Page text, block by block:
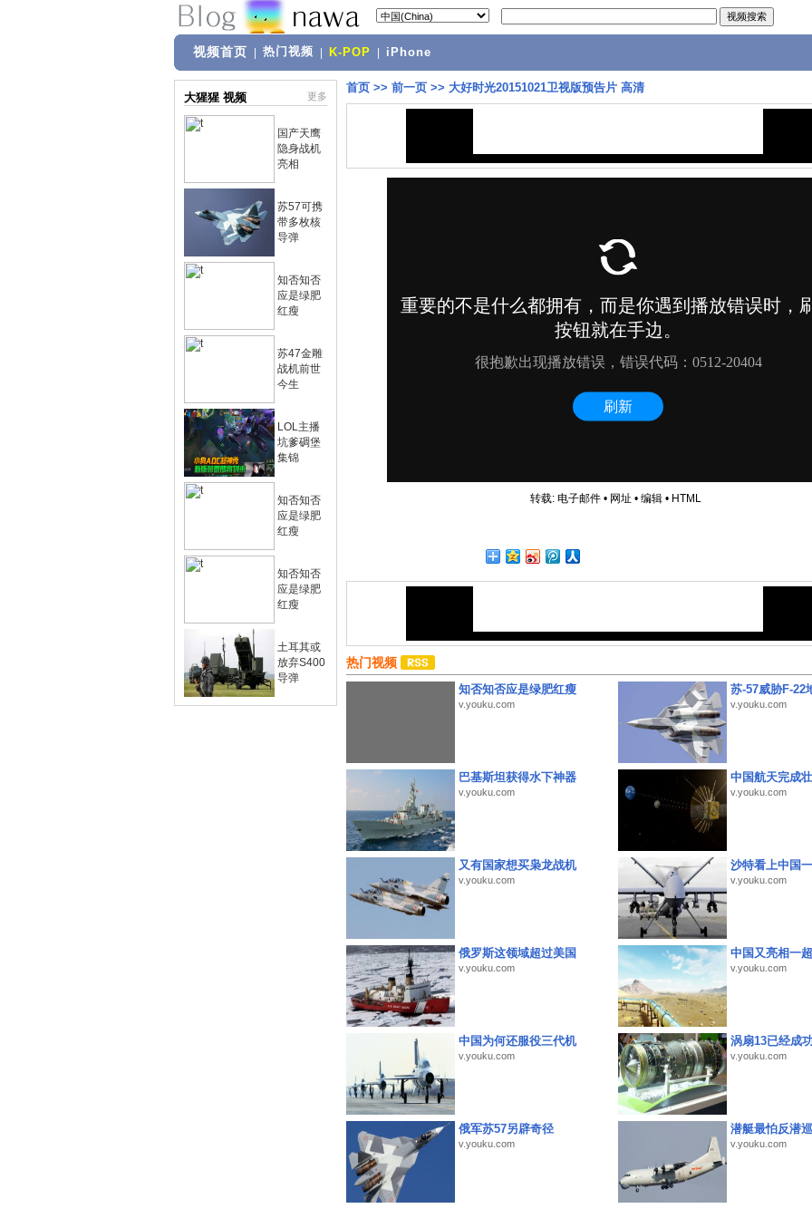
视频首页 热门视频 K-POP iPhone
大猩猩 视频 更多
国产天鹰
隐身战机
亮相
苏57可携
带多枚核
导弹
知否知否
应是绿肥
红瘦
苏47金雕
战机前世
今生
LOL主播
坑爹碉堡
集锦
知否知否
应是绿肥
红瘦
知否知否
应是绿肥
红瘦
土耳其或
放弃S400
导弹
首页 >> 前一页 >> 大好时光20151021卫视版预告片 高清
转载: 电子邮件• 网址 • 编辑• HTML
热门视频
知否知否应是绿肥红瘦
v.youku.com
苏-57威胁F-22
v.youku.com
巴基斯坦获得水下神器
v.youku.com
中国航天完成
v.youku.com
又有国家想买枭龙战机
v.youku.com
沙特看上中国
v.youku.com
俄罗斯这领域超过美国
v.youku.com
中国又亮相一
v.youku.com
中国为何还服役三代机
v.youku.com
涡扇13已经成
v.youku.com
俄军苏57另辟奇径
v.youku.com
潜艇最怕反潜
v.youku.com